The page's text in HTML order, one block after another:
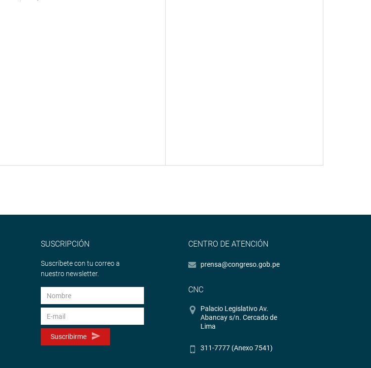
SUSCRIPCIÓN
Suscríbete con tu correo a
nuestro newsletter.
Suscribirme
CENTRO DE ATENCIÓN
prensa@congreso.gob.pe
CNC
Palacio Legislativo Av.
Abancay s/n. Cercado de
Lima
311-7777 (Anexo 7541)